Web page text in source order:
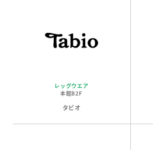
レッグウエア
本館B2F
タビオ